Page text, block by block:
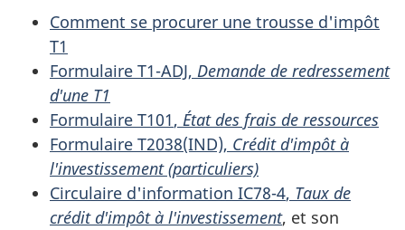
Comment se procurer une trousse d'impôt
T1
Formulaire T1-ADJ, Demande de redressement
d'une T1
Formulaire T101, État des frais de ressources
Formulaire T2038(IND), Crédit d'impôt à
l'investissement (particuliers)
Circulaire d'information IC78-4, Taux de
crédit d'impôt à l'investissement, et son